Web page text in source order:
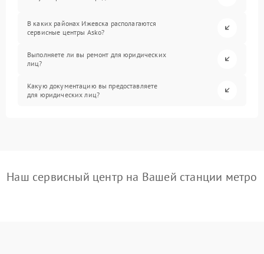
В каких районах Ижевска располагаются
сервисные центры Asko?
Выполняете ли вы ремонт для юридических
лиц?
Какую документацию вы предоставляете
для юридических лиц?
Наш сервисный центр на Вашей станции метро